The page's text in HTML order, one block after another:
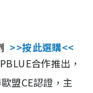
>>按此選購<<
合作推出，
盟CE認證，主